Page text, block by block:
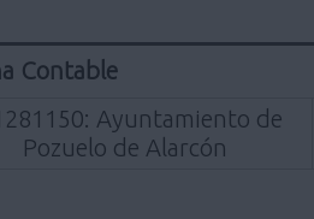
Contable
Ayuntamiento de
Pozuelo de Alarcón